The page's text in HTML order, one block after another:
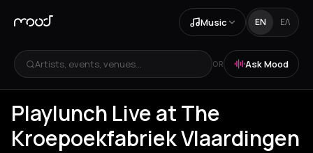
Music EN ΕΛ
Artists, events, venues... OR Ask Mood
Playlunch Live at The
Kroepoekfabriek Vlaardingen